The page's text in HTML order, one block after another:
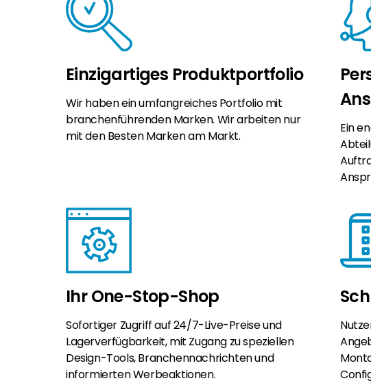
Einzigartiges Produktportfolio
Wir haben ein umfangreiches Portfolio mit
branchenführenden Marken. Wir arbeiten nur
mit den Besten Marken am Markt.
Ein
Ihr One-Stop-Shop
Sofortiger Zugriff auf 24/7-Live-Preise und
Lagerverfügbarkeit, mit Zugang zu speziellen
Design-Tools, Branchennachrichten und
informierten Werbeaktionen.